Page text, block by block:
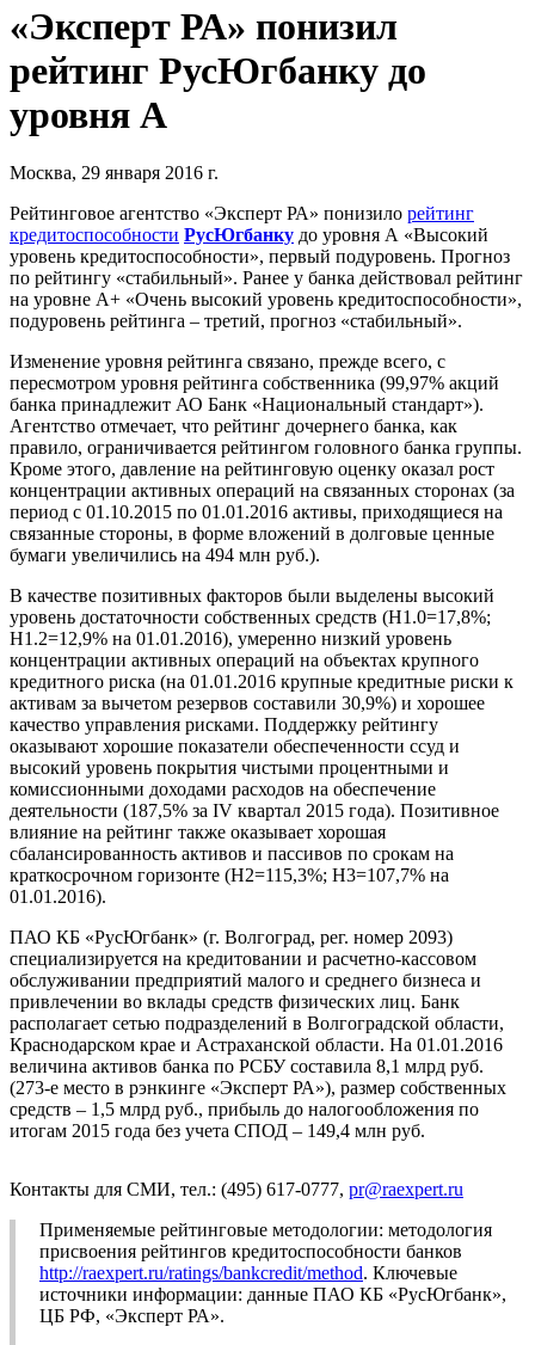
«Эксперт РА» понизил
рейтинг РусЮгбанку до
уровня А
Москва, 29 января 2016 г.
Рейтинговое агентство «Эксперт РА» понизило рейтинг
кредитоспособности РусЮгбанку до уровня А «Высокий
уровень кредитоспособности», первый подуровень. Прогноз
по рейтингу «стабильный». Ранее у банка действовал рейтинг
на уровне А+ «Очень высокий уровень кредитоспособности»,
подуровень рейтинга – третий, прогноз «стабильный».
Изменение уровня рейтинга связано, прежде всего, с
пересмотром уровня рейтинга собственника (99,97% акций
банка принадлежит АО Банк «Национальный стандарт»).
Агентство отмечает, что рейтинг дочернего банка, как
правило, ограничивается рейтингом головного банка группы.
Кроме этого, давление на рейтинговую оценку оказал рост
концентрации активных операций на связанных сторонах (за
период с 01.10.2015 по 01.01.2016 активы, приходящиеся на
связанные стороны, в форме вложений в долговые ценные
бумаги увеличились на 494 млн руб.).
В качестве позитивных факторов были выделены высокий
уровень достаточности собственных средств (Н1.0=17,8%;
Н1.2=12,9% на 01.01.2016), умеренно низкий уровень
концентрации активных операций на объектах крупного
кредитного риска (на 01.01.2016 крупные кредитные риски к
активам за вычетом резервов составили 30,9%) и хорошее
качество управления рисками. Поддержку рейтингу
оказывают хорошие показатели обеспеченности ссуд и
высокий уровень покрытия чистыми процентными и
комиссионными доходами расходов на обеспечение
деятельности (187,5% за IV квартал 2015 года). Позитивное
влияние на рейтинг также оказывает хорошая
сбалансированность активов и пассивов по срокам на
краткосрочном горизонте (Н2=115,3%; Н3=107,7% на
01.01.2016).
ПАО КБ «РусЮгбанк» (г. Волгоград, рег. номер 2093)
специализируется на кредитовании и расчетно-кассовом
обслуживании предприятий малого и среднего бизнеса и
привлечении во вклады средств физических лиц. Банк
располагает сетью подразделений в Волгоградской области,
Краснодарском крае и Астраханской области. На 01.01.2016
величина активов банка по РСБУ составила 8,1 млрд руб.
(273-е место в рэнкинге «Эксперт РА»), размер собственных
средств – 1,5 млрд руб., прибыль до налогообложения по
итогам 2015 года без учета СПОД – 149,4 млн руб.
Контакты для СМИ, тел.: (495) 617-0777, pr@raexpert.ru
Применяемые рейтинговые методологии: методология
присвоения рейтингов кредитоспособности банков
http://raexpert.ru/ratings/bankcredit/method. Ключевые
источники информации: данные ПАО КБ «РусЮгбанк»,
ЦБ РФ, «Эксперт РА».